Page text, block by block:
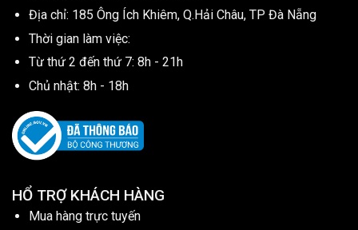
Địa chỉ: 185 Ông Ích Khiêm, Q.Hải Châu, TP Đà Nẵng
Thời gian làm việc:
Từ thứ 2 đến thứ 7: 8h - 21h
Chủ nhật: 8h - 18h
HỔ TRỢ KHÁCH HÀNG
Mua hàng trực tuyến